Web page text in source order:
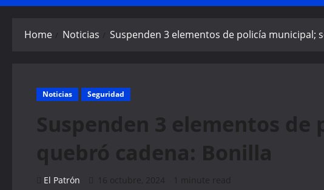
Home Noticias Suspenden 3 elementos de policía municipal;
Noticias Seguridad
Suspenden 3 elementos de
quebró cadena: Bonilla
El Patrón 16 octubre, 2024 1 minute read